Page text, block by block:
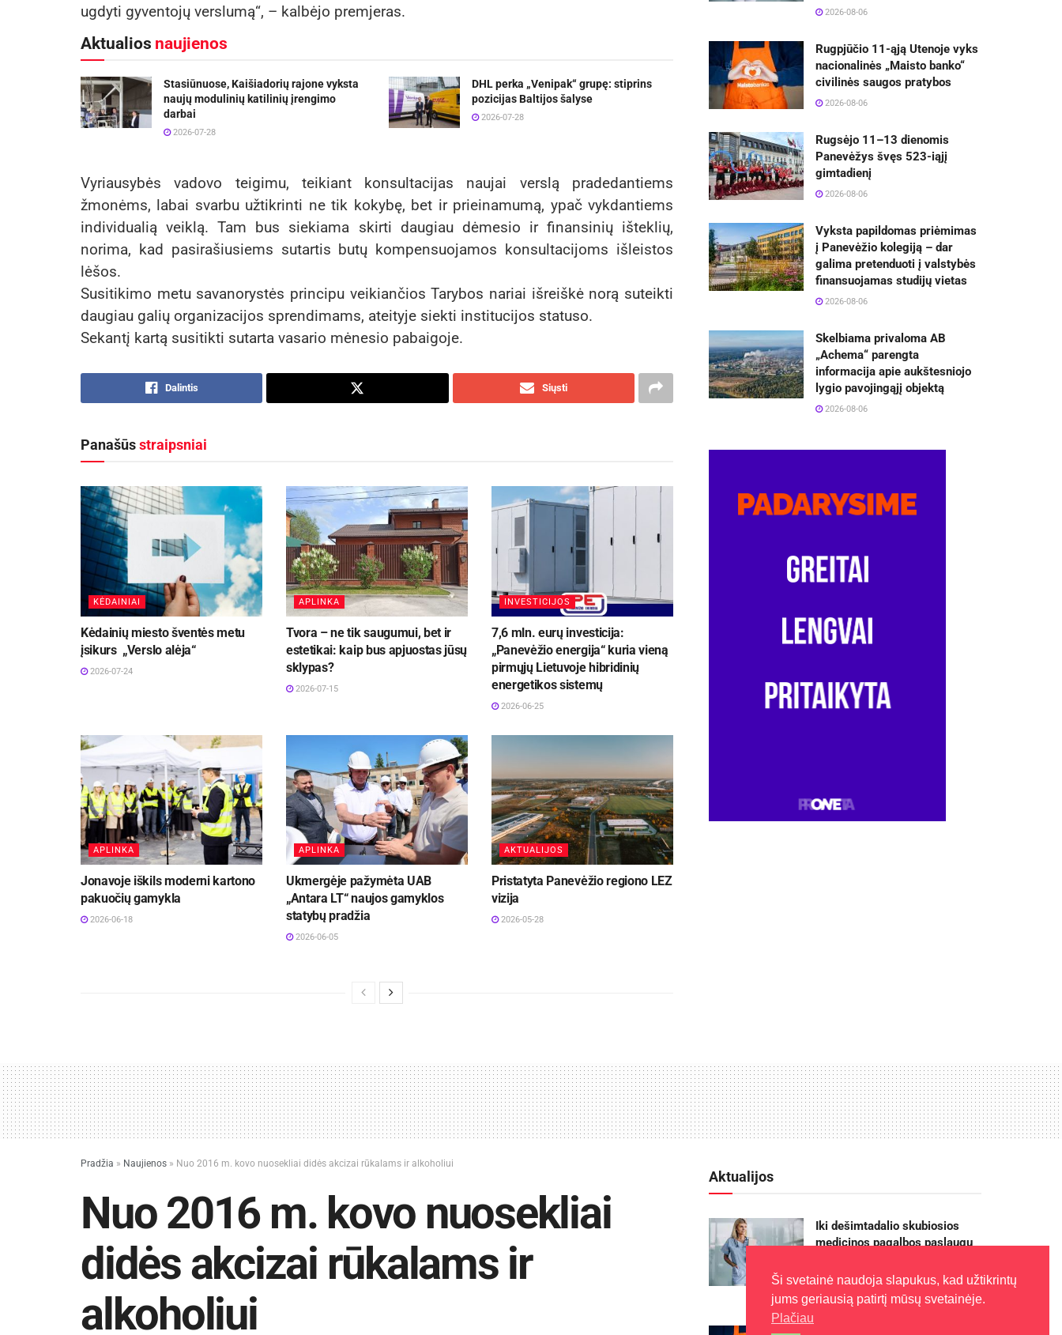
ugdyti gyventojų verslumą“, – kalbėjo premjeras.
Aktualios naujienos
Stasiūnuose, Kaišiadorių rajone vyksta
naujų modulinių katilinių įrengimo
darbai
2026-07-28
DHL perka „Venipak“ grupę: stiprins
pozicijas Baltijos šalyse
2026-07-28
Vyriausybės vadovo teigimu, teikiant konsultacijas naujai verslą pradedantiems
žmonėms, labai svarbu užtikrinti ne tik kokybę, bet ir prieinamumą, ypač vykdantiems
individualią veiklą. Tam bus siekiama skirti daugiau dėmesio ir finansinių išteklių,
norima, kad pasirašiusiems sutartis butų kompensuojamos konsultacijoms išleistos
lėšos.
Susitikimo metu savanorystės principu veikiančios Tarybos nariai išreiškė norą suteikti
daugiau galių organizacijos sprendimams, ateityje siekti institucijos statuso.
Sekantį kartą susitikti sutarta vasario mėnesio pabaigoje.
Dalintis Siųsti
Panašūsstraipsniai
KĖDAINIAI
Kėdainių miesto šventės metu
įsikurs „Verslo alėja“
2026-07-24
APLINKA
Tvora – ne tik saugumui, bet ir
estetikai: kaip bus apjuostas jūsų
sklypas?
2026-07-15
INVESTICIJOS
7,6 mln. eurų investicija:
„Panevėžio energija“ kuria vieną
pirmųjų Lietuvoje hibridinių
energetikos sistemų
2026-06-25
APLINKA
Jonavoje iškils moderni kartono
pakuočių gamykla
2026-06-18
APLINKA
Ukmergėje pažymėta UAB
„Antara LT“ naujos gamyklos
statybų pradžia
2026-06-05
AKTUALIJOS
Pristatyta Panevėžio regiono LEZ
vizija
2026-05-28
2026-08-06
Rugpjūčio 11-ąją Utenoje vyks
nacionalinės „Maisto banko“
civilinės saugos pratybos
2026-08-06
Rugsėjo 11–13 dienomis
Panevėžys švęs 523-iąjį
gimtadienį
2026-08-06
Vyksta papildomas priėmimas
į Panevėžio kolegiją – dar
galima pretenduoti į valstybės
finansuojamas studijų vietas
2026-08-06
Skelbiama privaloma AB
„Achema“ parengta
informacija apie aukštesniojo
lygio pavojingąjį objektą
2026-08-06
Pradžia » Naujienos » Nuo 2016 m. kovo nuosekliai didės akcizai rūkalams ir alkoholiui
Nuo 2016 m. kovo nuosekliai
didės akcizai rūkalams ir
alkoholiui
Aktualijos
Iki dešimtadalio skubiosios
medicinos pagalbos paslaugų
praktikos slaugytojų
2026-08-06
Ši svetainė naudoja slapukus, kad užtikrintų
jums geriausią patirtį mūsų svetainėje.
Plačiau